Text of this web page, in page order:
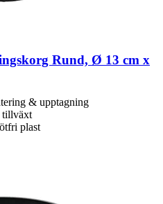
Rund, Ø 13 cm x
& upptagning
tillväxt
plast